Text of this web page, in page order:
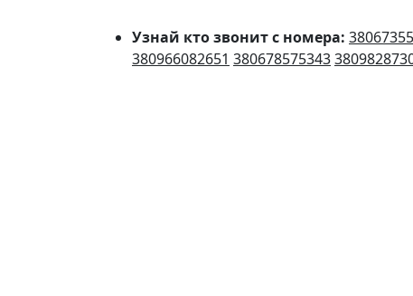
Узнай кто звонит с номера:
380966082651 380678575343